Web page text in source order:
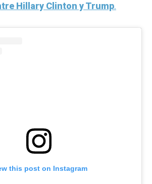
Hillary Clinton y Trump.
this post on Instagram